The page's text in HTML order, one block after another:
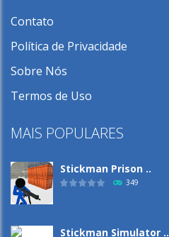
Contato
Política de Privacidade
Sobre Nós
Termos de Uso
MAIS POPULARES
Stickman Prison ..
349
Stickman Simulator ..